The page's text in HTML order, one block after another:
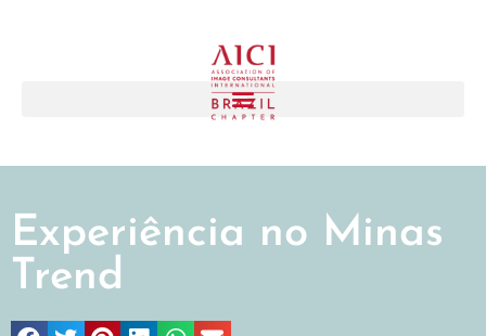
Experiência no Minas
Trend